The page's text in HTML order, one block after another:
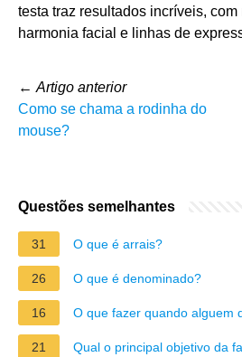
testa traz resultados incríveis,
harmonia facial e linhas de
← Artigo anterior
Como se chama a rodinha do
mouse?
Questões semelhantes
31 O que é arrais?
26 O que é denominado?
16 O que fazer quando alguem
21 Qual o principal objetivo da